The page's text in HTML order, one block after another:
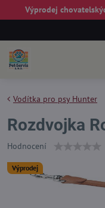
Výprodej
Výprodej
Vodítka pro psy Hunter
Rozdvojka
Hodnocení